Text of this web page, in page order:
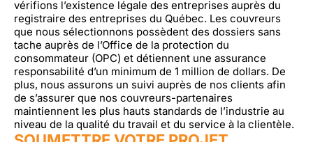
vérifions l’existence légale des entreprises auprès du
registraire des entreprises du Québec. Les couvreurs
que nous sélectionnons possèdent des dossiers sans
tache auprès de l’Office de la protection du
consommateur (OPC) et détiennent une assurance
responsabilité d’un minimum de 1 million de dollars. De
plus, nous assurons un suivi auprès de nos clients afin
de s’assurer que nos couvreurs-partenaires
maintiennent les plus hauts standards de l’industrie au
niveau de la qualité du travail et du service à la clientèle.